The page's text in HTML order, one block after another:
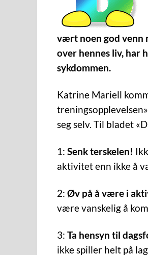
vært noen god venn
over hennes liv, har
sykdommen.
Katrine Mariell
seg selv. Til bladet
1: Senk terskelen!
aktivitet enn ikke å
2: Øv på å være i
være vanskelig å
3: Ta hensyn til
ikke spiller helt på